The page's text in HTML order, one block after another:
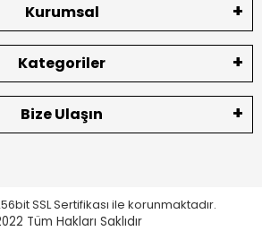
Kurumsal
Kategoriler
Bize Ulaşın
SSL Sertifikası ile korunmaktadır.
Tüm Hakları Saklıdır